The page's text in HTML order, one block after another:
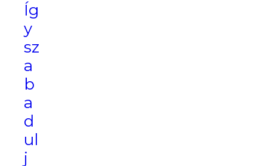
Íg
y
sz
a
b
a
d
ul
j